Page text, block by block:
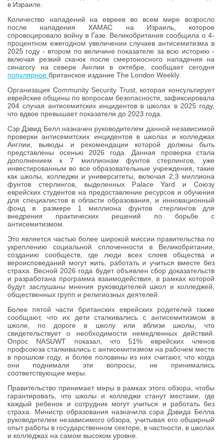
в Израиле.
Количество нападений на евреев во всем мире возросло
после нападения ХАМАС на Израиль, которое
спровоцировало войну в Газе. Великобритания сообщила о 4-
процентном ежегодном увеличении случаев антисемитизма в
2025 году - втором по величине показателе за всю историю -
включая резкий скачок после смертоносного нападения на
синагогу на севере Англии в октябре, сообщает сегодня
популярное британское издание The London Weekly.
Организация Community Security Trust, которая консультирует
еврейские общины по вопросам безопасности, зафиксировала
204 случая антисемитских инцидентов в школах в 2025 году,
что вдвое превышает показатели до 2023 года.
Сэр Дэвид Белл назначен руководителем данной независимой
проверки антисемитских инцидентов в школах и колледжах
Англии, выводы и рекомендации которой должны быть
представлены осенью 2026 года. Данная проверка стала
дополнением к 7 миллионам фунтов стерлингов, уже
инвестированным во все образовательные учреждения, такие
как школы, колледжи и университеты, включая 2,3 миллиона
фунтов стерлингов, выделенных Palace Yard и Союзу
еврейских студентов на предоставление ресурсов и обучения
для специалистов в области образования, и инновационный
фонд в размере 1 миллиона фунтов стерлингов для
внедрения практических решений по борьбе с
антисемитизмом.
Это является частью более широкой миссии правительства по
укреплению социальной сплоченности в Великобритании,
созданию сообществ, где люди всех слоев общества и
вероисповеданий могут жить, работать и учиться вместе без
страха. Весной 2026 года будет объявлен сбор доказательств
и разработана программа взаимодействия, в рамках которой
будут заслушаны мнения руководителей школ и колледжей,
общественных групп и религиозных деятелей.
Более пятой части британских еврейских родителей также
сообщают, что их дети сталкивались с антисемитизмом в
школе, по дороге в школу или вблизи школы, что
свидетельствует о необходимости немедленных действий.
Опрос NASUWT показал, что 51% еврейских членов
профсоюза сталкивались с антисемитизмом на рабочем месте
в прошлом году, и более половины из них считают, что когда
они поднимали эти вопросы, не принимались
соответствующие меры.
Правительство принимает меры в рамках этого обзора, чтобы
гарантировать, что школы и колледжи станут местами, где
каждый ребенок и сотрудник могут учиться и работать без
страха. Министр образования назначила сэра Дэвида Белла
руководителем независимого обзора, учитывая его обширный
опыт работы в государственном секторе, в частности, в школах
и колледжах на самом высоком уровне.